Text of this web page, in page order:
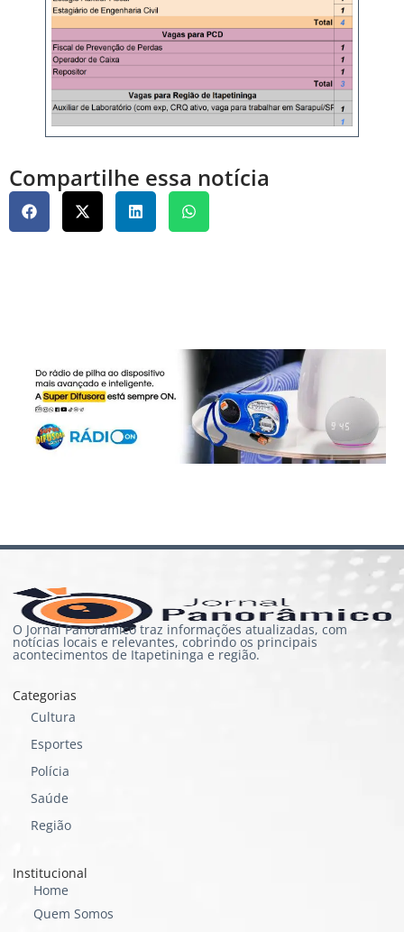
Compartilhe essa notícia
O Jornal Panorâmico traz informações atualizadas, com
notícias locais e relevantes, cobrindo os principais
acontecimentos de Itapetininga e região.
Categorias
Cultura
Esportes
Polícia
Saúde
Região
Institucional
Home
Quem Somos